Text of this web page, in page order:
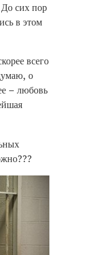
сих пор
в этом
всего
о
– любовь